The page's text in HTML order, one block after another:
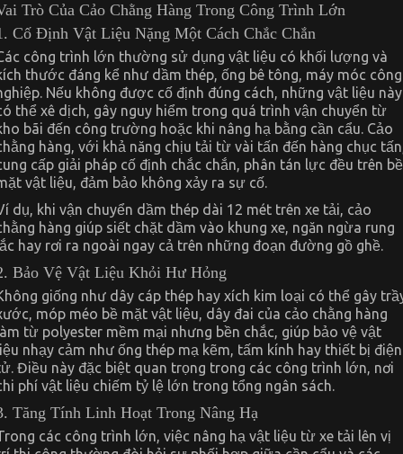
Trò Của Cảo Chằng Hàng Trong Công Trình Lớn
Cố Định Vật Liệu Nặng Một Cách Chắc Chắn
công trình lớn thường sử dụng vật liệu có khối lượng và
thước đáng kể như dầm thép, ống bê tông, máy móc công
Nếu không được cố định đúng cách, những vật liệu này
thể xê dịch, gây nguy hiểm trong quá trình vận chuyển từ
bãi đến công trường hoặc khi nâng hạ bằng cần cẩu. Cảo
hàng, với khả năng chịu tải từ vài tấn đến hàng chục
cấp giải pháp cố định chắc chắn, phân tán lực đều trên bề
vật liệu, đảm bảo không xảy ra sự cố.
dụ, khi vận chuyển dầm thép dài 12 mét trên xe tải, cảo
hàng giúp siết chặt dầm vào khung xe, ngăn ngừa rung
hay rơi ra ngoài ngay cả trên những đoạn đường gồ ghề.
Bảo Vệ Vật Liệu Khỏi Hư Hỏng
giống như dây cáp thép hay xích kim loại có thể gây
móp méo bề mặt vật liệu, dây đai của cảo chằng hàng
từ polyester mềm mại nhưng bền chắc, giúp bảo vệ vật
nhạy cảm như ống thép mạ kẽm, tấm kính hay thiết bị điện
Điều này đặc biệt quan trọng trong các công trình lớn, nơi
phí vật liệu chiếm tỷ lệ lớn trong tổng ngân sách.
Tăng Tính Linh Hoạt Trong Nâng Hạ
các công trình lớn, việc nâng hạ vật liệu từ xe tải lên vị